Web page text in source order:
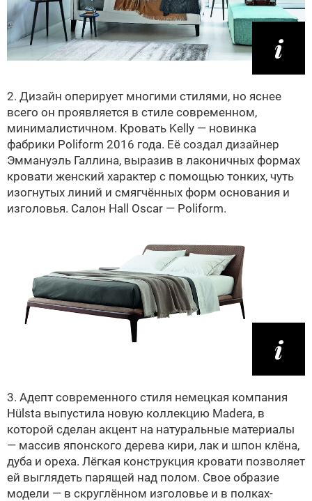
2. Дизайн оперирует многими стилями, но яснее
всего он проявляется в стиле современном,
минималистичном. Кровать Kelly — новинка
фабрики Poliform 2016 года. Её создал дизайнер
Эммануэль Галлина, выразив в лаконичных формах
кровати женский характер с помощью тонких, чуть
изогнутых линий и смягчённых форм основания и
изголовья. Cалон Hall Oscar — Poliform.
3. Адепт современного стиля немецкая компания
Hülsta выпустила новую коллекцию Madera, в
которой сделан акцент на натуральные материалы
— массив японского дерева кири, лак и шпон клёна,
дуба и ореха. Лёгкая конструкция кровати позволяет
ей выглядеть парящей над полом. Свое образие
модели — в скруглённом изголовье и в полках-